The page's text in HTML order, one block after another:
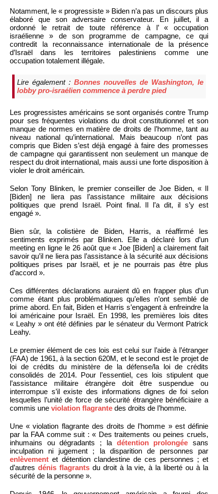
Notamment, le « progressiste » Biden n’a pas un discours plus
élaboré que son adversaire conservateur. En juillet, il a
ordonné le retrait de toute référence à l’ « occupation
israélienne » de son programme de campagne, ce qui
contredit la reconnaissance internationale de la présence
d’Israël dans les territoires palestiniens comme une
occupation totalement illégale.
Lire également : Bonnes nouvelles de Washington, le
lobby pro-israélien commence à perdre pied
Les progressistes américains se sont organisés contre Trump
pour ses fréquentes violations du droit constitutionnel et son
manque de normes en matière de droits de l’homme, tant au
niveau national qu’international. Mais beaucoup n’ont pas
compris que Biden s’est déjà engagé à faire des promesses
de campagne qui garantissent non seulement un manque de
respect du droit international, mais aussi une forte disposition à
violer le droit américain.
Selon Tony Blinken, le premier conseiller de Joe Biden, « Il
[Biden] ne liera pas l’assistance militaire aux décisions
politiques que prend Israël. Point final. Il l’a dit, il s’y est
engagé ».
Bien sûr, la colistière de Biden, Harris, a réaffirmé les
sentiments exprimés par Blinken. Elle a déclaré lors d’un
meeting en ligne le 26 août que « Joe [Biden] a clairement fait
savoir qu’il ne liera pas l’assistance à la sécurité aux décisions
politiques prises par Israël, et je ne pourrais pas être plus
d’accord ».
Ces différentes déclarations auraient dû en frapper plus d’un
comme étant plus problématiques qu’elles n’ont semblé de
prime abord. En fait, Biden et Harris s’engagent à enfreindre la
loi américaine pour Israël. En 1998, les premières lois dites
« Leahy » ont été définies par le sénateur du Vermont Patrick
Leahy.
Le premier élément de ces lois est celui sur l’aide à l’étranger
(FAA) de 1961, à la section 620M, et le second est le projet de
loi de crédits du ministère de la défense/la loi de crédits
consolidés de 2014. Pour l’essentiel, ces lois stipulent que
l’assistance militaire étrangère doit être suspendue ou
interrompue s’il existe des informations dignes de foi selon
lesquelles l’unité de force de sécurité étrangère bénéficiaire a
commis une violation flagrante des droits de l’homme.
Une « violation flagrante des droits de l’homme » est définie
par la FAA comme suit : « Des traitements ou peines cruels,
inhumains ou dégradants ; la détention prolongée sans
inculpation ni jugement ; la disparition de personnes par
enlèvement et détention clandestine de ces personnes ; et
d’autres dénis flagrantsdu droit à la vie, à la liberté ou à la
sécurité de la personne ».